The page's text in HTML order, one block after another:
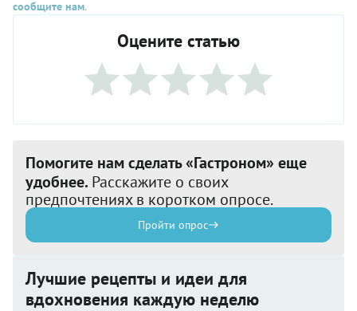
сообщите нам.
Оцените статью
Помогите нам сделать «Гастроном» еще
удобнее. Расскажите о своих
предпочтениях в коротком опросе.
Пройти опрос
Лучшие рецепты и идеи для
вдохновения каждую неделю